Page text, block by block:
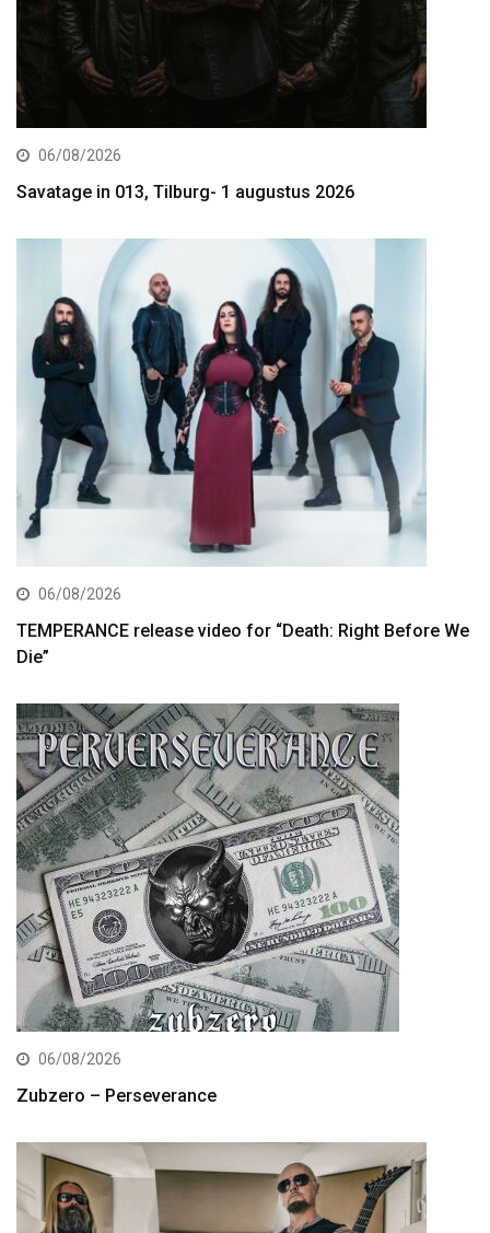
06/08/2026
Savatage in 013, Tilburg- 1 augustus 2026
06/08/2026
TEMPERANCE release video for “Death: Right Before We
Die”
06/08/2026
Zubzero – Perseverance